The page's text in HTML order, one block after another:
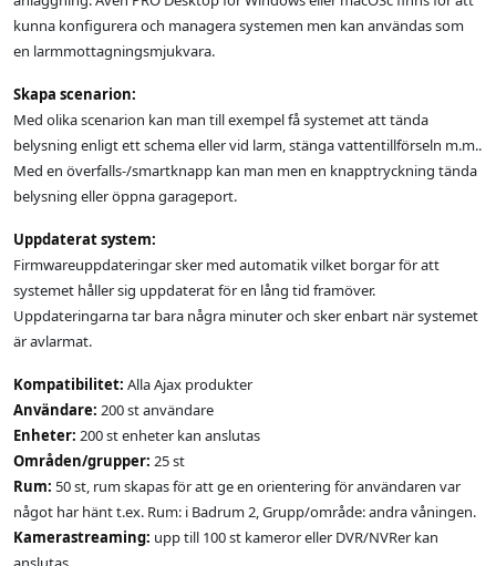
kunna konfigurera och managera systemen men kan användas som
en larmmottagningsmjukvara.
Skapa scenarion:
Med olika scenarion kan man till exempel få systemet att tända
belysning enligt ett schema eller vid larm, stänga vattentillförseln m.m..
Med en överfalls-/smartknapp kan man men en knapptryckning tända
belysning eller öppna garageport.
Uppdaterat system:
Firmwareuppdateringar sker med automatik vilket borgar för att
systemet håller sig uppdaterat för en lång tid framöver.
Uppdateringarna tar bara några minuter och sker enbart när systemet
är avlarmat.
Kompatibilitet: Alla Ajax produkter
Användare: 200 st användare
Enheter: 200 st enheter kan anslutas
Områden/grupper: 25 st
Rum: 50 st, rum skapas för att ge en orientering för användaren var
något har hänt t.ex. Rum: i Badrum 2, Grupp/område: andra våningen.
Kamerastreaming: upp till 100 st kameror eller DVR/NVRer kan